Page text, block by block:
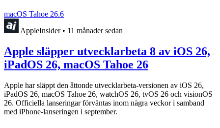
macOS Tahoe 26.6
AppleInsider • 11 månader sedan
Apple släpper utvecklarbeta 8 av iOS 26,
iPadOS 26, macOS Tahoe 26
Apple har släppt den åttonde utvecklarbeta-versionen av iOS 26,
iPadOS 26, macOS Tahoe 26, watchOS 26, tvOS 26 och visionOS
26. Officiella lanseringar förväntas inom några veckor i samband
med iPhone-lanseringen i september.